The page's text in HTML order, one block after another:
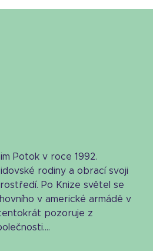
Potok v roce 1992.
rodiny a obrací svoji
Po Knize světel se
v americké armádě v
pozoruje z